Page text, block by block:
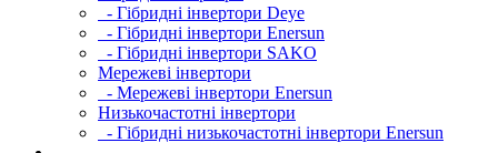
- Гібридні інвертори Deye
- Гібридні інвертори Enersun
- Гібридні інвертори SAKO
Мережеві інвертори
- Мережеві інвертори Enersun
Низькочастотні інвертори
- Гібридні низькочастотні інвертори Enersun